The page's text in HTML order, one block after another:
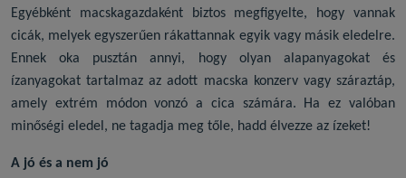
Egyébként macskagazdaként biztos megfigyelte, hogy vannak
cicák, melyek egyszerűen rákattannak egyik vagy másik eledelre.
Ennek oka pusztán annyi, hogy olyan alapanyagokat és
ízanyagokat tartalmaz az adott macska konzervvagy száraztáp,
amely extrém módon vonzó a cica számára. Ha ez valóban
minőségi eledel, ne tagadja meg tőle, hadd élvezze az ízeket!
A jó és a nem jó